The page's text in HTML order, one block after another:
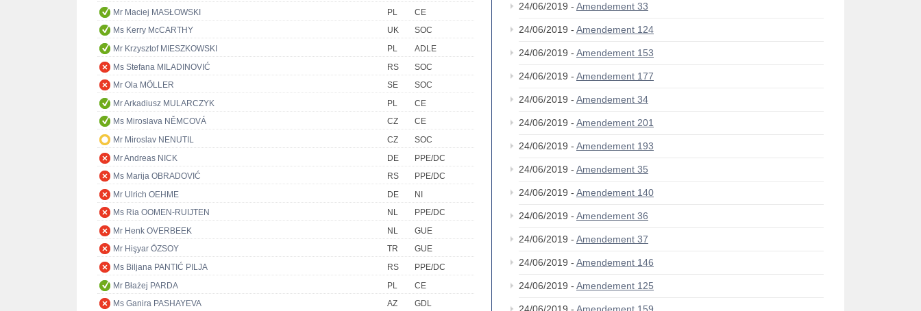
Mr Maciej MASŁOWSKI
PL
CE
Ms Kerry McCARTHY
UK
SOC
Mr Krzysztof MIESZKOWSKI
PL
ADLE
Ms Stefana MILADINOVIĆ
RS
SOC
Mr Ola MÖLLER
SE
SOC
Mr Arkadiusz MULARCZYK
PL
CE
Ms Miroslava NĚMCOVÁ
CZ
CE
Mr Miroslav NENUTIL
CZ
SOC
Mr Andreas NICK
DE
PPE/DC
Ms Marija OBRADOVIĆ
RS
PPE/DC
Mr Ulrich OEHME
DE
NI
Ms Ria OOMEN-RUIJTEN
NL
PPE/DC
Mr Henk OVERBEEK
NL
GUE
Mr Hişyar ÖZSOY
TR
GUE
Ms Biljana PANTIĆ PILJA
RS
PPE/DC
Mr Błażej PARDA
PL
CE
Ms Ganira PASHAYEVA
AZ GDL
24/06/2019 - Amendement 33
24/06/2019 - Amendement 124
24/06/2019 - Amendement 153
24/06/2019 - Amendement 177
24/06/2019 - Amendement 34
24/06/2019 - Amendement 201
24/06/2019 - Amendement 193
24/06/2019 - Amendement 35
24/06/2019 - Amendement 140
24/06/2019 - Amendement 36
24/06/2019 - Amendement 37
24/06/2019 - Amendement 146
24/06/2019 - Amendement 125